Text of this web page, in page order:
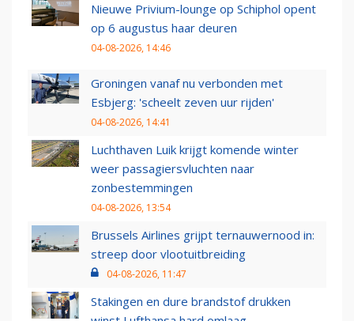
Nieuwe Privium-lounge op Schiphol opent
op 6 augustus haar deuren
04-08-2026, 14:46
Groningen vanaf nu verbonden met
Esbjerg: 'scheelt zeven uur rijden'
04-08-2026, 14:41
Luchthaven Luik krijgt komende winter
weer passagiersvluchten naar
zonbestemmingen
04-08-2026, 13:54
Brussels Airlines grijpt ternauwernood in:
streep door vlootuitbreiding
04-08-2026, 11:47
Stakingen en dure brandstof drukken